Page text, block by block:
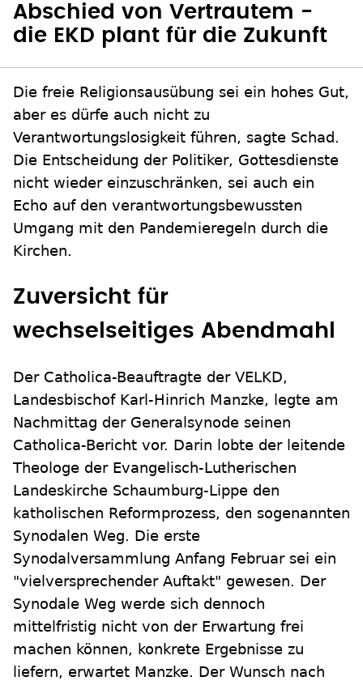
Abschied von Vertrautem -
die EKD plant für die Zukunft
Die freie Religionsausübung sei ein hohes Gut,
aber es dürfe auch nicht zu
Verantwortungslosigkeit führen, sagte Schad.
Die Entscheidung der Politiker, Gottesdienste
nicht wieder einzuschränken, sei auch ein
Echo auf den verantwortungsbewussten
Umgang mit den Pandemieregeln durch die
Kirchen.
Zuversicht für
wechselseitiges Abendmahl
Der Catholica-Beauftragte der VELKD,
Landesbischof Karl-Hinrich Manzke, legte am
Nachmittag der Generalsynode seinen
Catholica-Bericht vor. Darin lobte der leitende
Theologe der Evangelisch-Lutherischen
Landeskirche Schaumburg-Lippe den
katholischen Reformprozess, den sogenannten
Synodalen Weg. Die erste
Synodalversammlung Anfang Februar sei ein
"vielversprechender Auftakt" gewesen. Der
Synodale Weg werde sich dennoch
mittelfristig nicht von der Erwartung frei
machen können, konkrete Ergebnisse zu
liefern, erwartet Manzke. Der Wunsch nach